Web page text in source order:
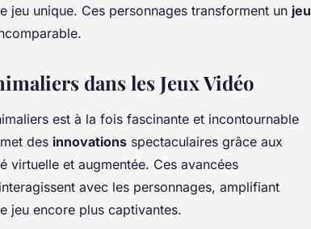
jeu unique. Ces personnages transforment un jeu
dans les Jeux Vidéo
est à la fois fascinante et incontournable
des innovations spectaculaires grâce aux
virtuelle et augmentée. Ces avancées
avec les personnages, amplifiant
jeu encore plus captivantes.